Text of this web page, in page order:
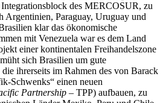
des MERCOSUR, zu
Argentinien, Paraguay, Uruguay und
klar das ökonomische
mit Venezuela war es dem Land
einer kontinentalen Freihandelszone
sich Brasilien um gute
ihrerseits im Rahmen des von Barack
Schwenks“ einen neuen
Partnership – TPP) aufbauen, zu